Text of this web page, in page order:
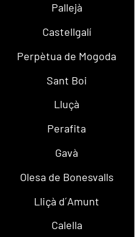
Pallejà
Castellgalí
Perpètua de Mogoda
Sant Boi
Lluçà
Perafita
Gavà
Olesa de Bonesvalls
Lliçà d´Amunt
Calella